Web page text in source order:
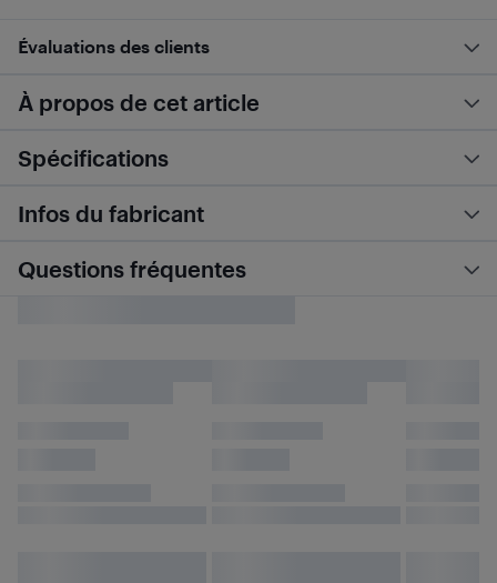
Évaluations des clients
À propos de cet article
Spécifications
Infos du fabricant
Questions fréquentes